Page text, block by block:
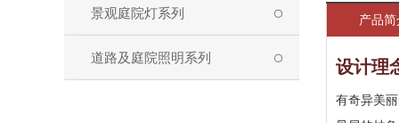
景观庭院灯系列
道路及庭院照明系列
产品简
设计理
有奇异美